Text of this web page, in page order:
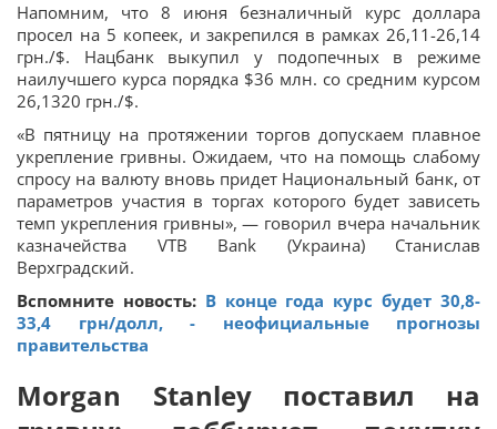
Напомним, что 8 июня безналичный курс доллара
просел на 5 копеек, и закрепился в рамках 26,11-26,14
грн./$. Нацбанк выкупил у подопечных в режиме
наилучшего курса порядка $36 млн. со средним курсом
26,1320 грн./$.
«В пятницу на протяжении торгов допускаем плавное
укрепление гривны. Ожидаем, что на помощь слабому
спросу на валюту вновь придет Национальный банк, от
параметров участия в торгах которого будет зависеть
темп укрепления гривны», — говорил вчера начальник
казначейства VTB Bank (Украина) Станислав
Верхградский.
Вспомните новость: В конце года курс будет 30,8-
33,4 грн/долл, - неофициальные прогнозы
правительства
Morgan Stanley поставил на